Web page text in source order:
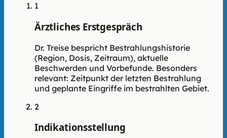
1
Ärztliches Erstgespräch
Dr. Treise bespricht Bestrahlungshistorie
(Region, Dosis, Zeitraum), aktuelle
Beschwerden und Vorbefunde. Besonders
relevant: Zeitpunkt der letzten Bestrahlung
und geplante Eingriffe im bestrahlten Gebiet.
2
Indikationsstellung